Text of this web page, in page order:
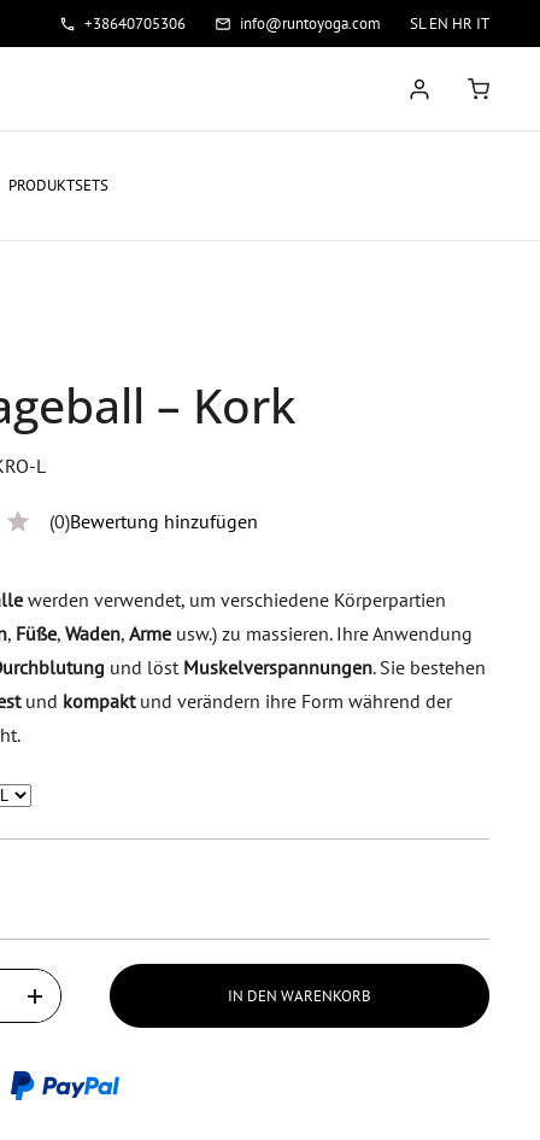
+38640705306 info@runtoyoga.com SL EN HR IT
PRODUKTSETS
– Kork
L
(0)Bewertung hinzufügen
werden verwendet, um verschiedene Körperpartien
, Füße, Waden, Armeusw.) zu massieren. Ihre Anwendung
und löst Muskelverspannungen. Sie bestehen
und kompaktund verändern ihre Form während der
IN DEN WARENKORB